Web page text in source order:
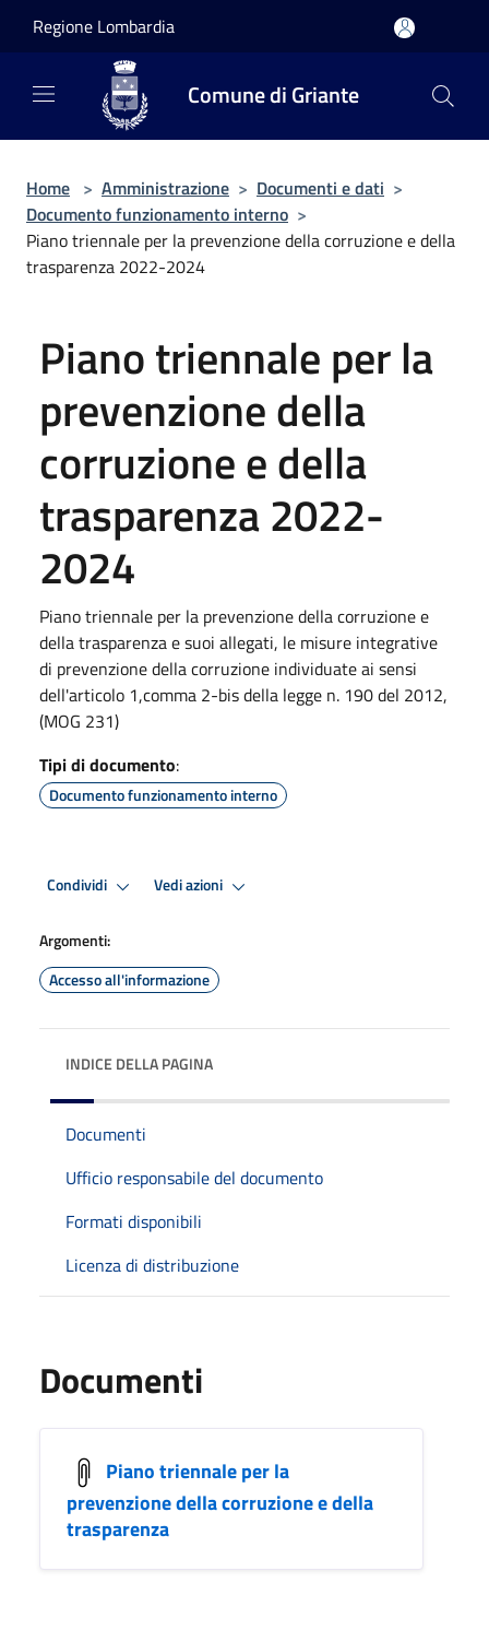
Regione Lombardia
Comune di Griante
Home > Amministrazione > Documenti e dati >
Documento funzionamento interno >
Piano triennale per la prevenzione della corruzione e della
trasparenza 2022-2024
Piano triennale per la
prevenzione della
corruzione e della
trasparenza 2022-
2024
Piano triennale per la prevenzione della corruzione e
della trasparenza e suoi allegati, le misure integrative
di prevenzione della corruzione individuate ai sensi
dell'articolo 1,comma 2-bis della legge n. 190 del 2012,
(MOG 231)
Tipi di documento:
Documento funzionamento interno
Condividi Vedi azioni
Argomenti:
Accesso all'informazione
INDICE DELLA PAGINA
Documenti
Ufficio responsabile del documento
Formati disponibili
Licenza di distribuzione
Documenti
Piano triennale per la
prevenzione della corruzione e della
trasparenza